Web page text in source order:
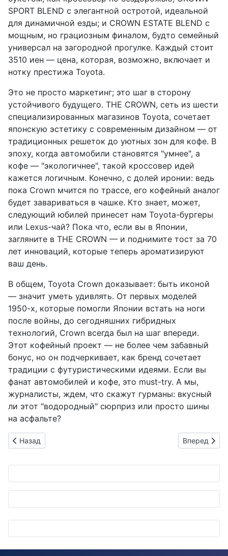
SPORT BLEND с элегантной остротой, идеальной
для динамичной езды; и CROWN ESTATE BLEND с
мощным, но грациозным финалом, будто семейный
универсал на загородной прогулке. Каждый стоит
3510 иен — цена, которая, возможно, включает и
нотку престижа Toyota.
Это не просто маркетинг; это шаг в сторону
устойчивого будущего. THE CROWN, сеть из шести
специализированных магазинов Toyota, сочетает
японскую эстетику с современным дизайном — от
традиционных решеток до уютных зон для кофе. В
эпоху, когда автомобили становятся "умнее", а
кофе — "экологичнее", такой кроссовер идей
кажется логичным. Конечно, с долей иронии: ведь
пока Crown мчится по трассе, его кофейный аналог
будет завариваться в чашке. Кто знает, может,
следующий юбилей принесет нам Toyota-бургеры
или Lexus-чай? Пока что, если вы в Японии,
загляните в THE CROWN — и поднимите тост за 70
лет инноваций, которые теперь ароматизируют
ваш день.
В общем, Toyota Crown доказывает: быть иконой
— значит уметь удивлять. От первых моделей
1950-х, которые помогли Японии встать на ноги
после войны, до сегодняшних гибридных
технологий, Crown всегда был на шаг впереди.
Этот кофейный проект — не более чем забавный
бонус, но он подчеркивает, как бренд сочетает
традиции с футуристическими идеями. Если вы
фанат автомобилей и кофе, это must-try. А мы,
журналисты, ждем, что скажут гурманы: вкусный
ли этот "водородный" сюрприз или просто шины
на асфальте?
Предыдущий: Mazda зовёт школьников в морское
Назад Следующий:
Вперед